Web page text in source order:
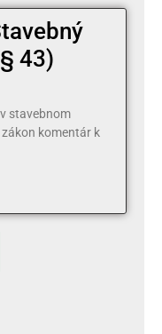
43)
stavebnom
komentár k